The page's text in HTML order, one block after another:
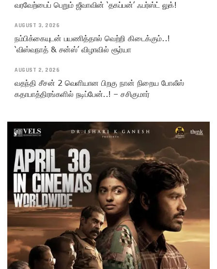
வரவேற்பைப் பெறும் ஜீவாவின் ‘தகப்பன்’ ஃபர்ஸ்ட் லுக்!
AUGUST 3, 2026
நம்பிக்கையுடன் பயணித்தால் வெற்றி கிடைக்கும்..!
‘விஸ்வநாத் & சன்ஸ்’ விழாவில் சூர்யா
AUGUST 2, 2026
வதந்தி சீசன் 2 வெளியான பிறகு நான் நிறைய போலீஸ்
கதாபாத்திரங்களில் நடிப்பேன்..! – சசிகுமார்